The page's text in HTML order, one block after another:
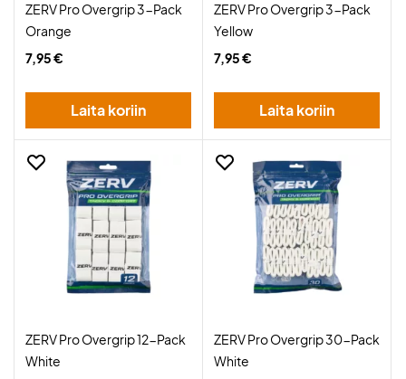
ZERV Pro Overgrip 3-Pack
Orange
7,95 €
Laita koriin
ZERV Pro Overgrip 3-Pack
Yellow
7,95 €
Laita koriin
ZERV Pro Overgrip 12-Pack
White
ZERV Pro Overgrip 30-Pack
White